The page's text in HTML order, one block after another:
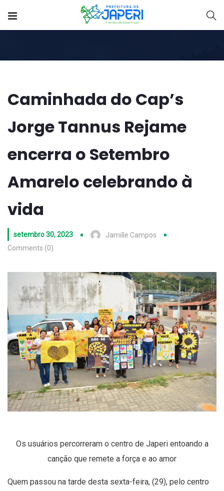
Caminhada do Cap’s
Jorge Tannus Rejame
encerra o Setembro
Amarelo celebrando à
vida
setembro 30, 2023
Jamille Campos
Comments (0)
Os usuários percorreram o centro de Japeri entoando a
canção que remete a força e ao amor
Quem passou na tarde desta sexta-feira, (29), pelo centro